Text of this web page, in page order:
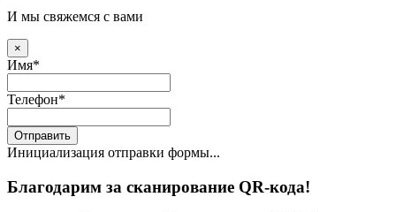
И мы свяжемся с вами
×
Имя*
Телефон*
Отправить
Инициализация отправки формы...
Благодарим за сканирование QR-кода!